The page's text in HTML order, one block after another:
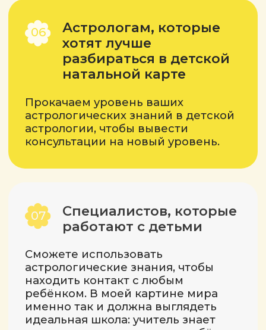
Какие астрологические этапы
Какие планеты и когда начинают
«включаться» и как это влияет на нас
в детстве и взрослой жизни?
Как с помощью астрологии
примириться с возрастом ребёнка
и со своим внутренним ребёнком?
О чем поговорим